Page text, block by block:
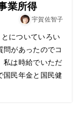
業所得
宇賀佐智子
についていろい
問があったのでコ
私は時給でいただ
国民年金と国民健